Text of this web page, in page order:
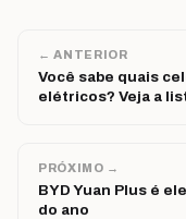
← ANTERIOR
Você sabe quais
elétricos? Veja a
PRÓXIMO →
BYD Yuan Plus é
do ano